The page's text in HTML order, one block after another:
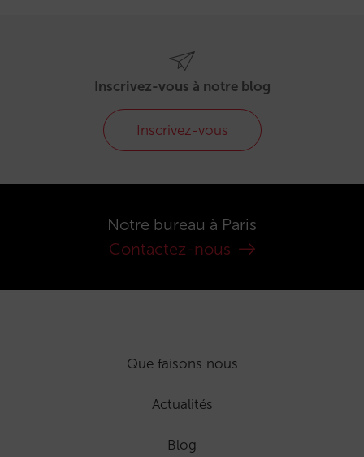
Inscrivez-vous à notre blog
Inscrivez-vous
Notre bureau à Paris
Contactez-nous
Que faisons nous
Actualités
Blog